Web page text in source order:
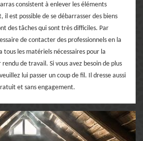
consistent à enlever les éléments
il est possible de se débarrasser des biens
des tâches qui sont très difficiles. Par
de contacter des professionnels en la
tous les matériels nécessaires pour la
de travail. Si vous avez besoin de plus
lui passer un coup de fil. Il dresse aussi
et sans engagement.